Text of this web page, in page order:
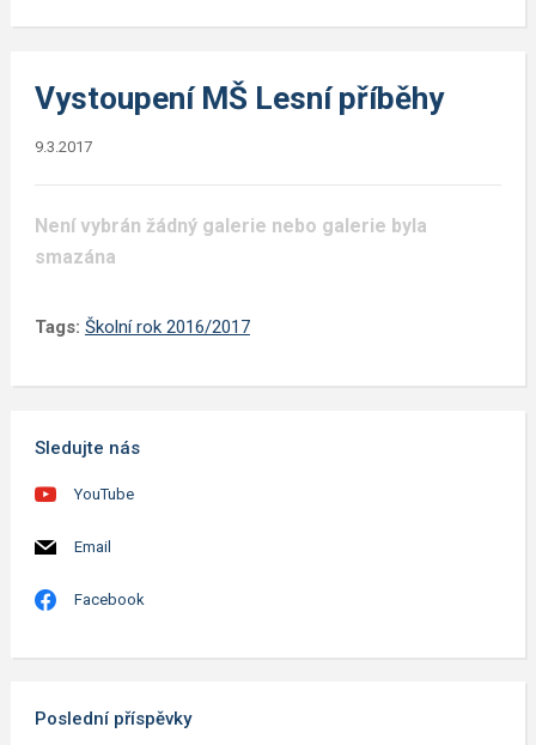
Vystoupení MŠ Lesní příběhy
9.3.2017
Není vybrán žádný galerie nebo galerie byla
smazána
Tags: Školní rok 2016/2017
Sledujte nás
YouTube
Email
Facebook
Poslední příspěvky